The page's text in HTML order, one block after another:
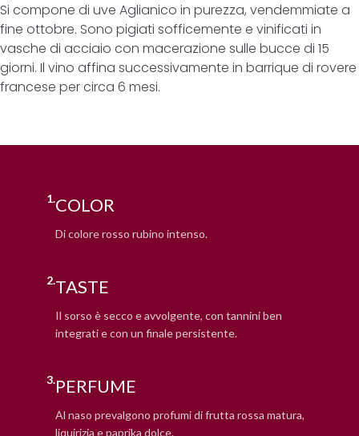
Si compone di uve Aglianico in purezza, vendemmiate a
fine ottobre. Sono pigiati sofficemente e vinificati in
vasche di acciaio con macerazione sulle bucce di 15
giorni. Il vino affina successivamente in barrique di rovere
francese per circa 6 mesi.
1.COLOR
Di colore rosso rubino intenso.
2.TASTE
Il sorso è secco e avvolgente, con tannini ben
integrati e con un finale persistente.
3.PERFUME
Al naso prevalgono profumi di frutta rossa matura,
liquirizia e paprika dolce.